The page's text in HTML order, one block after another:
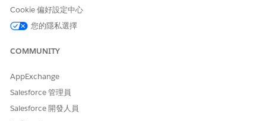
Cookie 偏好設定中心
您的隱私選擇
COMMUNITY
AppExchange
Salesforce 管理員
Salesforce 開發人員